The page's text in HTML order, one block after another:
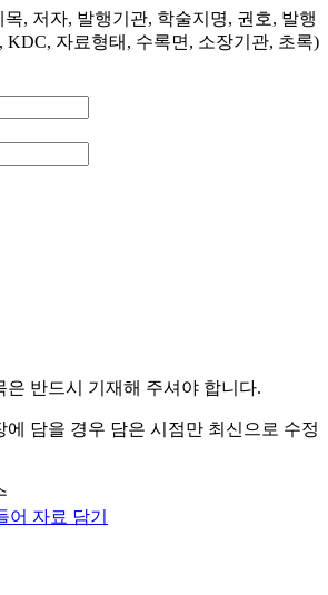
, 저자, 발행기관, 학술지명, 권호, 발행
KDC, 자료형태, 수록면, 소장기관, 초록)
은 반드시 기재해 주셔야 합니다.
에 담을 경우 담은 시점만 최신으로 수정
어 자료 담기